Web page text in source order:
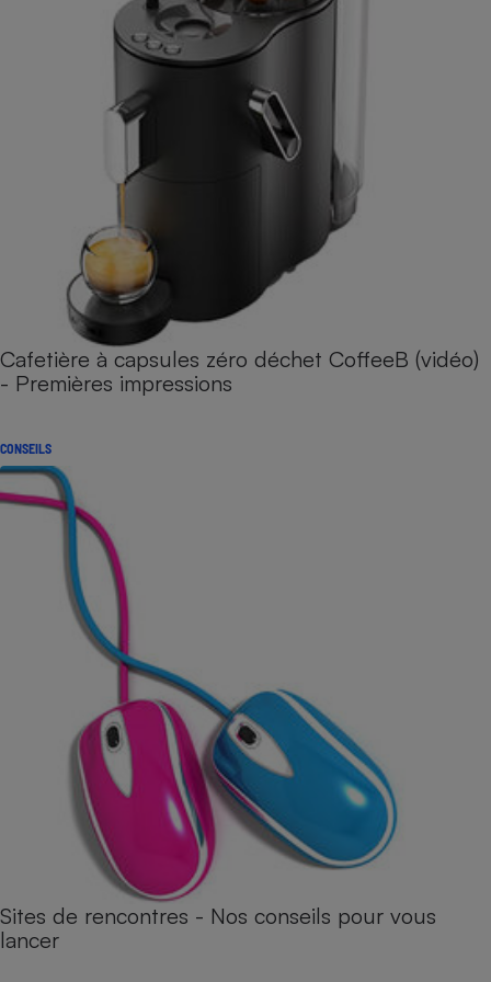
Cafetière à capsules zéro déchet CoffeeB (vidéo)
- Premières impressions
CONSEILS
Sites de rencontres - Nos conseils pour vous
lancer